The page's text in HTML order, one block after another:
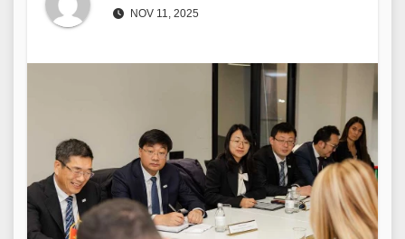
NOV 11, 2025